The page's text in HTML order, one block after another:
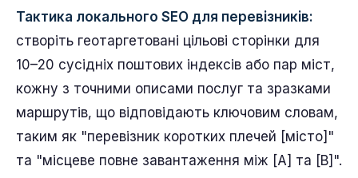
Тактика локального SEO для перевізників:
створіть геотаргетовані цільові сторінки для
10–20 сусідніх поштових індексів або пар міст,
кожну з точними описами послуг та зразками
маршрутів, що відповідають ключовим словам,
таким як "перевізник коротких плечей [місто]"
та "місцеве повне завантаження між [A] та [B]".